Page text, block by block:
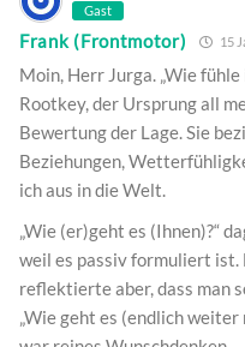
Gast
Frank (Frontmotor) 15
Moin, Herr Jurga. „Wie
Rootkey, der Ursprung all
Bewertung der Lage. Sie
Beziehungen,
ich aus in die Welt.
„Wie (er)geht es (Ihnen)?“
weil es passiv formuliert
reflektierte aber, dass man
„Wie geht es (endlich